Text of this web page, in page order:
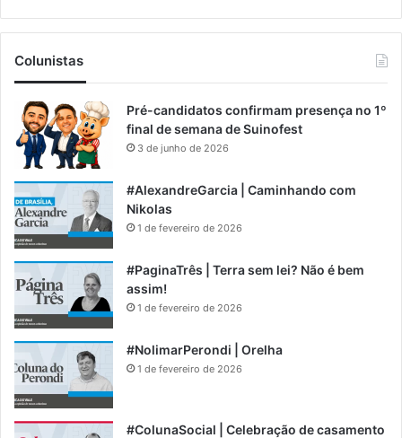
Colunistas
Pré-candidatos confirmam presença no 1º
final de semana de Suinofest
3 de junho de 2026
#AlexandreGarcia | Caminhando com
Nikolas
1 de fevereiro de 2026
#PaginaTrês | Terra sem lei? Não é bem
assim!
1 de fevereiro de 2026
#NolimarPerondi | Orelha
1 de fevereiro de 2026
#ColunaSocial | Celebração de casamento